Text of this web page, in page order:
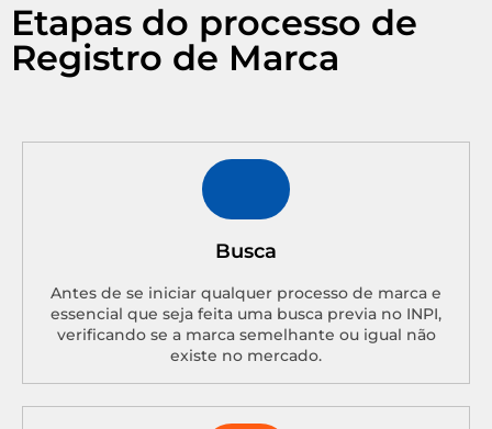
Etapas do processo de
Registro de Marca
Busca
Antes de se iniciar qualquer processo de marca e
essencial que seja feita uma busca previa no INPI,
verificando se a marca semelhante ou igual não
existe no mercado.